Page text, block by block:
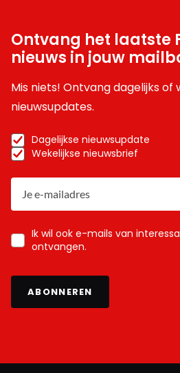
Ontvang het laatste
nieuws in jouw
Mis niets! Ontvang dagelijks of
nieuwsupdates.
Dagelijkse nieuwsupdate
Wekelijkse nieuwsbrief
Ik wil ook e-mails van
ontvangen.
ABONNEREN